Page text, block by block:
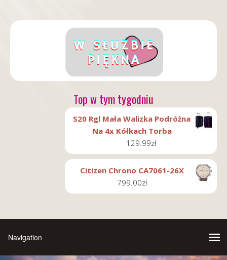
Top w tym tygodniu
S20 Rgl Mała Walizka Podróżna
Na 4x Kółkach Torba
129.99zł
Citizen Chrono CA7061-26X
799.00zł